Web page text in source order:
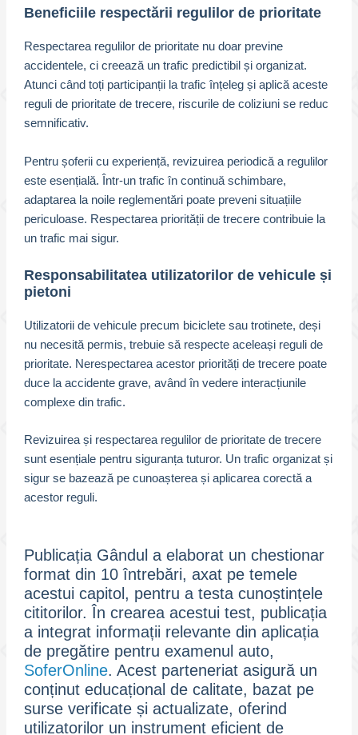
Beneficiile respectării regulilor de prioritate
Respectarea regulilor de prioritate nu doar previne
accidentele, ci creează un trafic predictibil și organizat.
Atunci când toți participanții la trafic înțeleg și aplică aceste
reguli de prioritate de trecere, riscurile de coliziuni se reduc
semnificativ.
Pentru șoferii cu experiență, revizuirea periodică a regulilor
este esențială. Într-un trafic în continuă schimbare,
adaptarea la noile reglementări poate preveni situațiile
periculoase. Respectarea priorității de trecere contribuie la
un trafic mai sigur.
Responsabilitatea utilizatorilor de vehicule și
pietoni
Utilizatorii de vehicule precum biciclete sau trotinete, deși
nu necesită permis, trebuie să respecte aceleași reguli de
prioritate. Nerespectarea acestor priorități de trecere poate
duce la accidente grave, având în vedere interacțiunile
complexe din trafic.
Revizuirea și respectarea regulilor de prioritate de trecere
sunt esențiale pentru siguranța tuturor. Un trafic organizat și
sigur se bazează pe cunoașterea și aplicarea corectă a
acestor reguli.
Publicația Gândul a elaborat un chestionar
format din 10 întrebări, axat pe temele
acestui capitol, pentru a testa cunoștințele
cititorilor. În crearea acestui test, publicația
a integrat informații relevante din aplicația
de pregătire pentru examenul auto,
SoferOnline. Acest parteneriat asigură un
conținut educațional de calitate, bazat pe
surse verificate și actualizate, oferind
utilizatorilor un instrument eficient de